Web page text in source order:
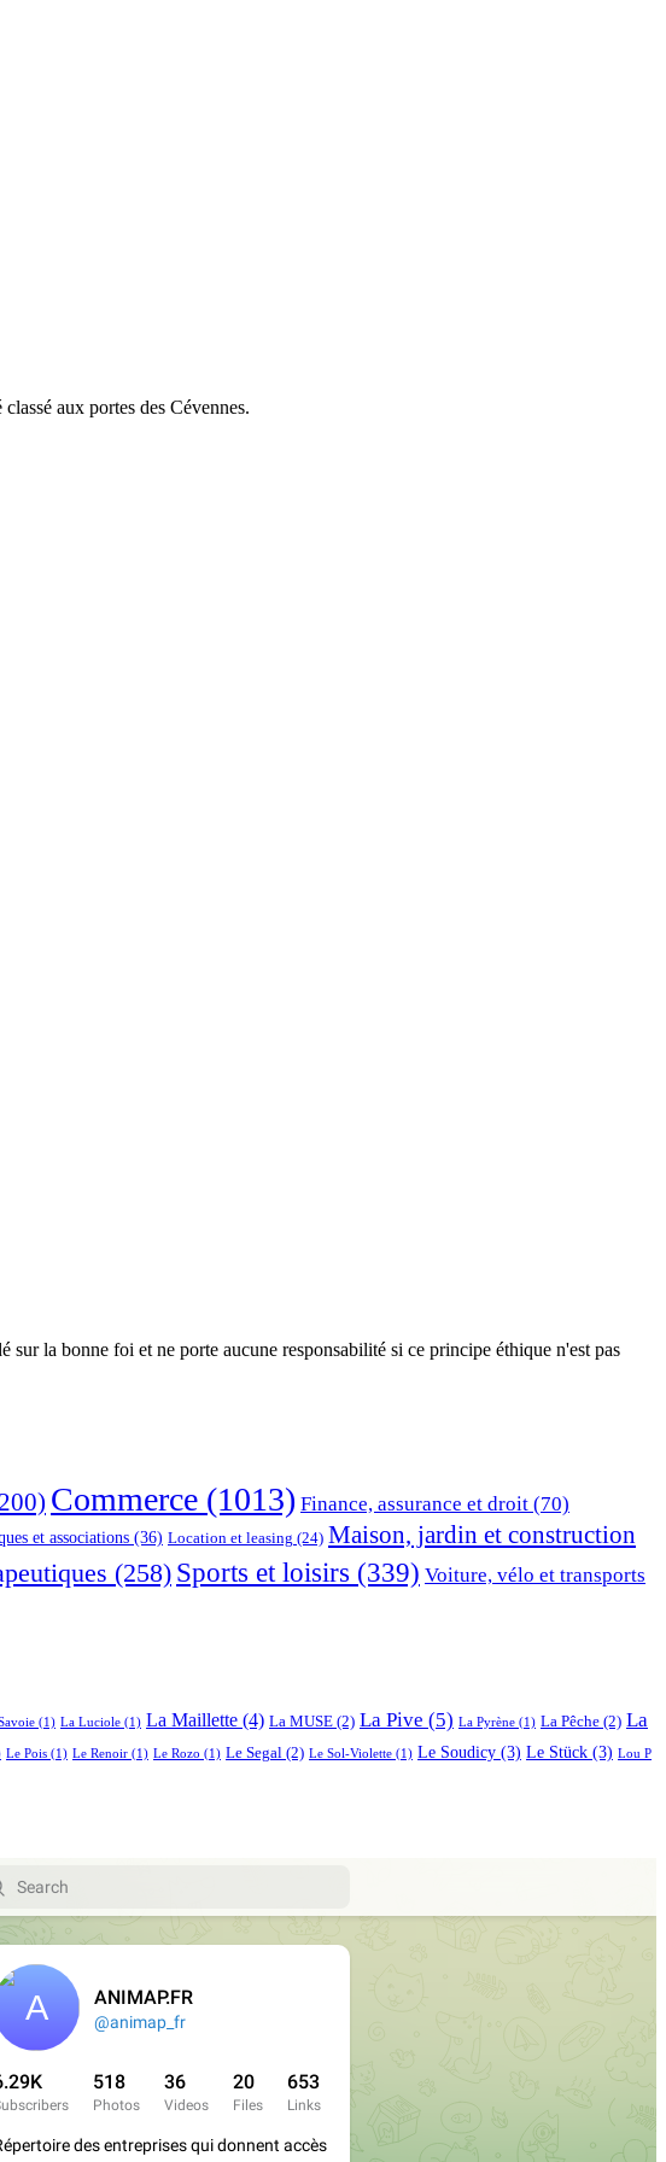
aux portes des Cévennes.
la bonne foi et ne porte aucune responsabilité si ce principe éthique n'est pas
Commerce (1013) Finance, assurance et droit (70)
et associations (36) Location et leasing (24) Maison, jardin et construction
(258) Sports et loisirs (339) Voiture, vélo et transports
(1) La Luciole (1) La Maillette (4) La MUSE (2) La Pive (5) La Pyrène (1) La Pêche (2) La
Le Pois (1) Le Renoir (1) Le Rozo (1) Le Segal (2) Le Sol-Violette (1) Le Soudicy (3) Le Stück (3) Lou P